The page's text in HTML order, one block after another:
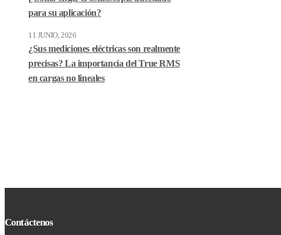
para su aplicación?
¿Sus mediciones eléctricas son realmente
precisas? La importancia del True RMS
en cargas no lineales
11 JUNIO, 2026
Contáctenos